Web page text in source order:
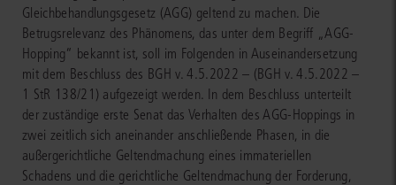
Gleichbehandlungsgesetz (AGG) geltend zu machen. Die
Betrugsrelevanz des Phänomens, das unter dem Begriff „AGG-
Hopping“ bekannt ist, soll im Folgenden in Auseinandersetzung
mit dem Beschluss des BGH v. 4.5.2022 – (BGH v. 4.5.2022 –
1 StR 138/21) aufgezeigt werden. In dem Beschluss unterteilt
der zuständige erste Senat das Verhalten des AGG-Hoppings in
zwei zeitlich sich aneinander anschließende Phasen, in die
außergerichtliche Geltendmachung eines immateriellen
Schadens und die gerichtliche Geltendmachung der Forderung,